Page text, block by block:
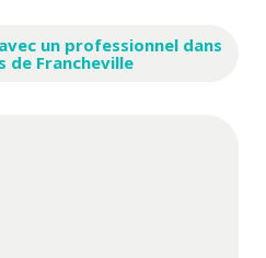
un professionnel dans
de Francheville